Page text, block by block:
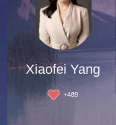
Xiaofei Yang
+489